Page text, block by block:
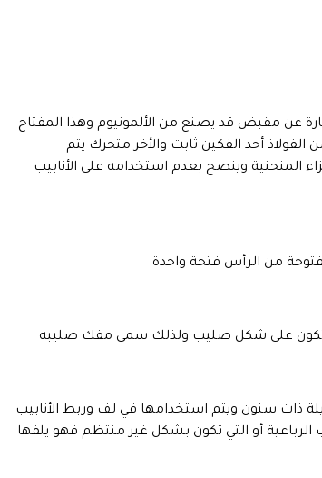
عن مقبض قد يصنع من الألمونيوم وهذا المفتاح
أحد الفكين ثابت والأخر متحرك يتم
المنحنية وينصح بعدم استخدامه على الأنابيب
من الرأس فتحة واحدة
تكون على شكل صليب ولذلك سمي مفك صليبه
ذات سنون ويتم استخدامها في لف وربط الأنابيب
الرباعية أو التي تكون بشكل غير منتظم فهو يلفها